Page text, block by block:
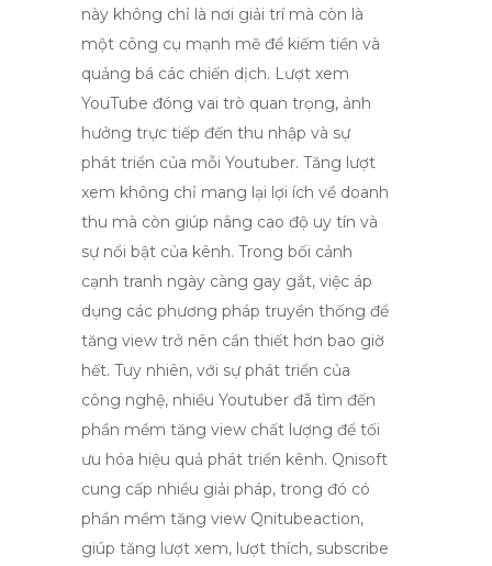
này không chỉ là nơi giải trí mà còn là
một công cụ mạnh mẽ để kiếm tiền và
quảng bá các chiến dịch. Lượt xem
YouTube đóng vai trò quan trọng, ảnh
hưởng trực tiếp đến thu nhập và sự
phát triển của mỗi Youtuber. Tăng lượt
xem không chỉ mang lại lợi ích về doanh
thu mà còn giúp nâng cao độ uy tín và
sự nổi bật của kênh. Trong bối cảnh
cạnh tranh ngày càng gay gắt, việc áp
dụng các phương pháp truyền thống để
tăng view trở nên cần thiết hơn bao giờ
hết. Tuy nhiên, với sự phát triển của
công nghệ, nhiều Youtuber đã tìm đến
phần mềm tăng view chất lượng để tối
ưu hóa hiệu quả phát triển kênh. Qnisoft
cung cấp nhiều giải pháp, trong đó có
phần mềm tăng view Qnitubeaction,
giúp tăng lượt xem, lượt thích, subscribe